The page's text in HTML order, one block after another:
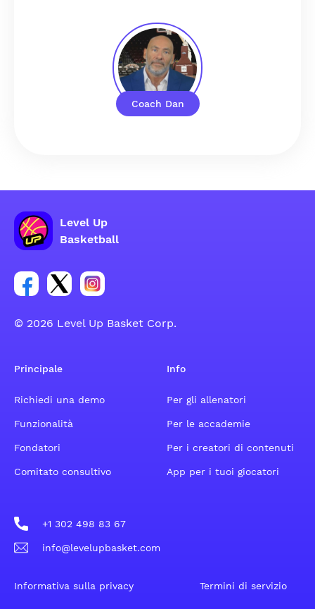
Coach Dan
Level Up
Basketball
Link per il gruppo social dell'account Facebook
Link per il gruppo social dell'account Tweeter
Link per il gruppo social dell'account
© 2026 Level Up Basket Corp.
Principale
Richiedi una demo
Funzionalità
Fondatori
Comitato consultivo
Info
Per gli allenatori
Per le accademie
Per i creatori di contenuti
App per i tuoi giocatori
+1 302 498 83 67
info@levelupbasket.com
Informativa sulla privacy Termini di servizio